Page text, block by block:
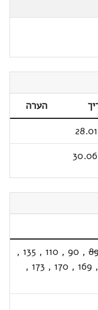
הערה
,
90
,
110
,
135
,
,
169
,
170
,
173
,